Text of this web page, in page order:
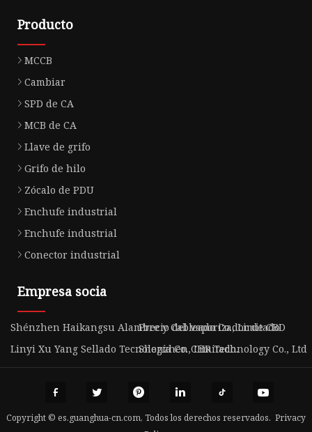
Producto
MCCB
Cambiar
SPD de CA
MCB de CA
Llave de grifo
Grifo de hilo
Zócalo de PDU
Enchufe industrial
Enchufe industrial
Conector industrial
Empresa socia
Shénzhen Haikangsu Alambre y Cableado Co., Limitado
Precio del vaporizador de CBD
Linyi Xu Yang Sellado Tecnología Co., Limitado.
Shenzhen CHR Technology Co., Ltd
Copyright © es.guanghua-cn.com, Todos los derechos reservados. Privacy